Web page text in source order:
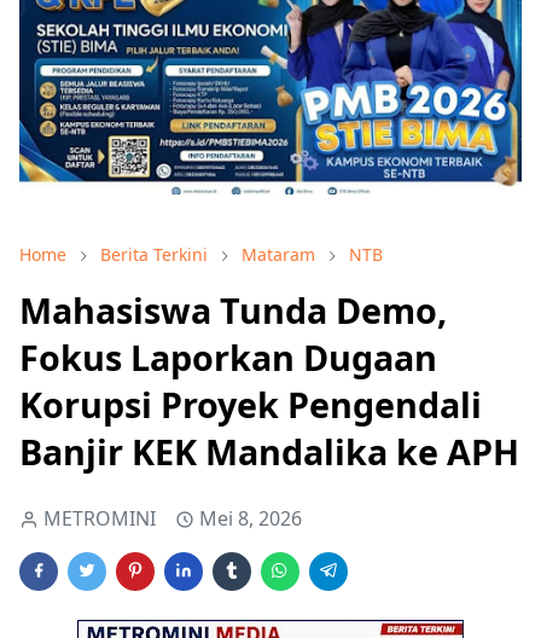
Home Berita Terkini Mataram NTB
Mahasiswa Tunda Demo,
Fokus Laporkan Dugaan
Korupsi Proyek Pengendali
Banjir KEK Mandalika ke APH
METROMINI Mei 8, 2026